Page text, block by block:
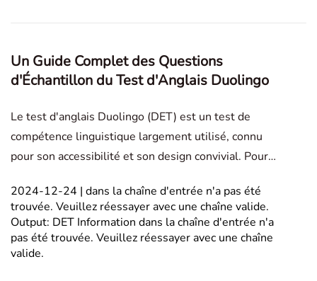
Un Guide Complet des Questions
d'Échantillon du Test d'Anglais Duolingo
Le test d'anglais Duolingo (DET) est un test de
compétence linguistique largement utilisé, connu
pour son accessibilité et son design convivial. Pour
ses types de questions uniques. Pratiquer des
questions d'exemple est crucial pour acquérir cett
2024-12-24 | dans la chaîne d'entrée n'a pas été
trouvée. Veuillez réessayer avec une chaîne valide.
Output: DET Information dans la chaîne d'entrée n'a
pas été trouvée. Veuillez réessayer avec une chaîne
valide.